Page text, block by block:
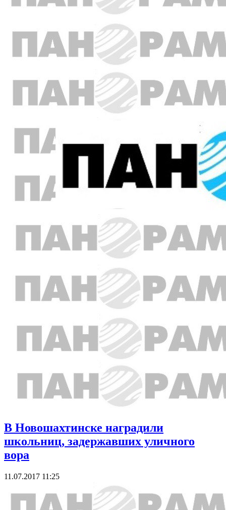
В Новошахтинске наградили
школьниц, задержавших уличного
вора
11.07.2017 11:25